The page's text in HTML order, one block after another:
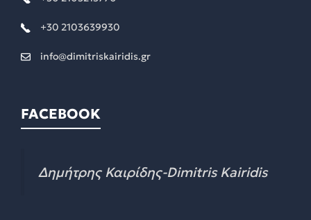
+30 2103639930
info@dimitriskairidis.gr
FACEBOOK
Δημήτρης Καιρίδης-Dimitris Kairidis